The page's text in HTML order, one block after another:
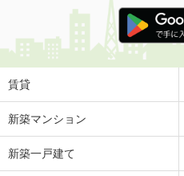
賃貸
新築マンション
新築一戸建て